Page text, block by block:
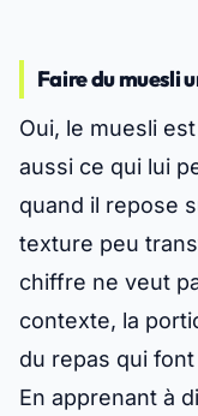
Faire du muesli
Oui, le muesli
aussi ce qui lui
quand il repose
texture peu
chiffre ne veut
contexte, la
du repas qui
En apprenant à